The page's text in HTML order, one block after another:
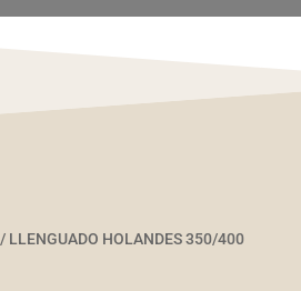
/ LLENGUADO HOLANDES 350/400